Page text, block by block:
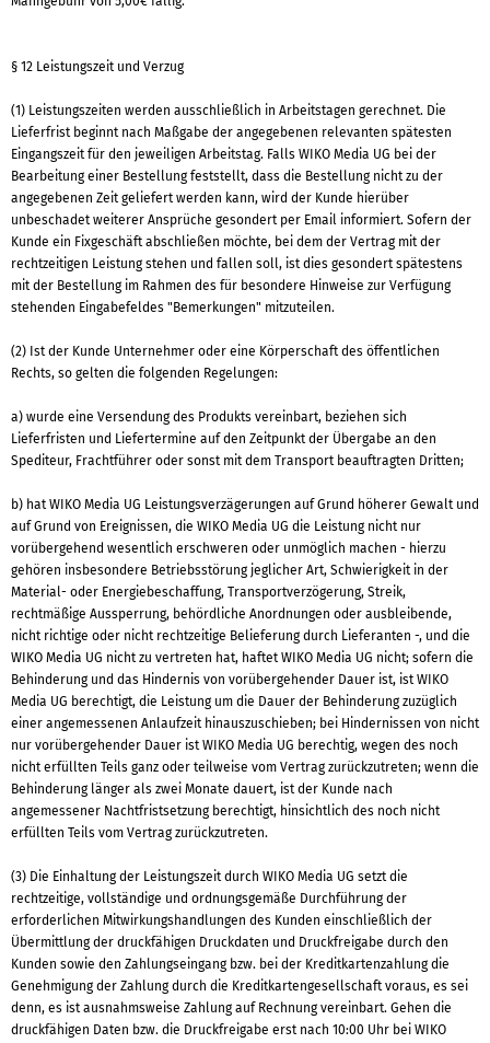
§ 12 Leistungszeit und Verzug
(1) Leistungszeiten werden ausschließlich in Arbeitstagen gerechnet. Die
Lieferfrist beginnt nach Maßgabe der angegebenen relevanten spätesten
Eingangszeit für den jeweiligen Arbeitstag. Falls WIKO Media UG bei der
Bearbeitung einer Bestellung feststellt, dass die Bestellung nicht zu der
angegebenen Zeit geliefert werden kann, wird der Kunde hierüber
unbeschadet weiterer Ansprüche gesondert per Email informiert. Sofern der
Kunde ein Fixgeschäft abschließen möchte, bei dem der Vertrag mit der
rechtzeitigen Leistung stehen und fallen soll, ist dies gesondert spätestens
mit der Bestellung im Rahmen des für besondere Hinweise zur Verfügung
stehenden Eingabefeldes "Bemerkungen" mitzuteilen.
(2) Ist der Kunde Unternehmer oder eine Körperschaft des öffentlichen
Rechts, so gelten die folgenden Regelungen:
a) wurde eine Versendung des Produkts vereinbart, beziehen sich
Lieferfristen und Liefertermine auf den Zeitpunkt der Übergabe an den
Spediteur, Frachtführer oder sonst mit dem Transport beauftragten Dritten;
b) hat WIKO Media UG Leistungsverzägerungen auf Grund höherer Gewalt und
auf Grund von Ereignissen, die WIKO Media UG die Leistung nicht nur
vorübergehend wesentlich erschweren oder unmöglich machen - hierzu
gehören insbesondere Betriebsstörung jeglicher Art, Schwierigkeit in der
Material- oder Energiebeschaffung, Transportverzögerung, Streik,
rechtmäßige Aussperrung, behördliche Anordnungen oder ausbleibende,
nicht richtige oder nicht rechtzeitige Belieferung durch Lieferanten -, und die
WIKO Media UG nicht zu vertreten hat, haftet WIKO Media UG nicht; sofern die
Behinderung und das Hindernis von vorübergehender Dauer ist, ist WIKO
Media UG berechtigt, die Leistung um die Dauer der Behinderung zuzüglich
einer angemessenen Anlaufzeit hinauszuschieben; bei Hindernissen von nicht
nur vorübergehender Dauer ist WIKO Media UG berechtig, wegen des noch
nicht erfüllten Teils ganz oder teilweise vom Vertrag zurückzutreten; wenn die
Behinderung länger als zwei Monate dauert, ist der Kunde nach
angemessener Nachtfristsetzung berechtigt, hinsichtlich des noch nicht
erfüllten Teils vom Vertrag zurückzutreten.
(3) Die Einhaltung der Leistungszeit durch WIKO Media UG setzt die
rechtzeitige, vollständige und ordnungsgemäße Durchführung der
erforderlichen Mitwirkungshandlungen des Kunden einschließlich der
Übermittlung der druckfähigen Druckdaten und Druckfreigabe durch den
Kunden sowie den Zahlungseingang bzw. bei der Kreditkartenzahlung die
Genehmigung der Zahlung durch die Kreditkartengesellschaft voraus, es sei
denn, es ist ausnahmsweise Zahlung auf Rechnung vereinbart. Gehen die
druckfähigen Daten bzw. die Druckfreigabe erst nach 10:00 Uhr bei WIKO